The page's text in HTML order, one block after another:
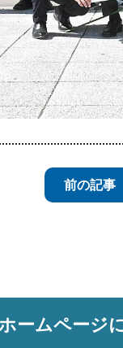
前の記事
ームページ